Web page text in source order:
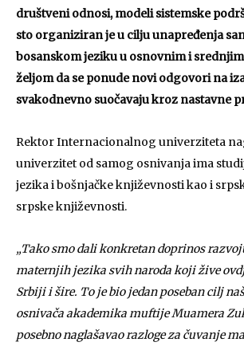
društveni odnosi, modeli sistemske
sto organiziran je u cilju unapređenja
bosanskom jeziku u osnovnim i srednjim
željom da se ponude novi odgovori na
svakodnevno suočavaju kroz nastavne
Rektor Internacionalnog univerziteta
univerzitet od samog osnivanja ima
jezika i bošnjačke književnosti kao i
srpske književnosti.
„Tako smo dali konkretan doprinos
maternjih jezika svih naroda koji žive
Srbiji i šire. To je bio jedan poseban cilj
osnivača akademika muftije Muamera
posebno naglašavao razloge za čuvanje